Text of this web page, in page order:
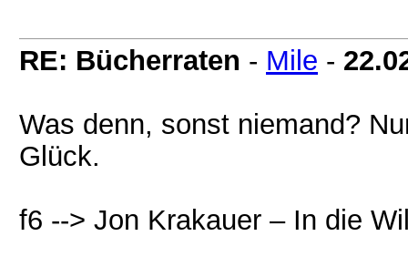
RE: Bücherraten - Mile -
Was denn, sonst niemand?
Glück.
f6 --> Jon Krakauer – In die